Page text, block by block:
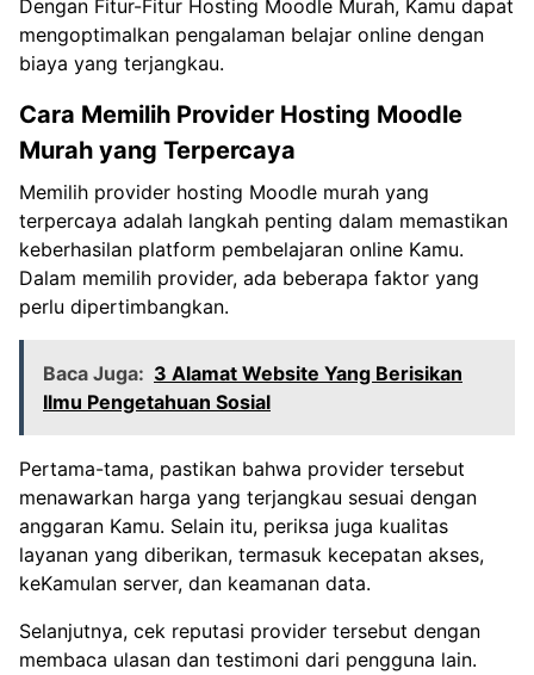
Dengan Fitur-Fitur Hosting Moodle Murah, Kamu dapat
mengoptimalkan pengalaman belajar online dengan
biaya yang terjangkau.
Cara Memilih Provider Hosting Moodle
Murah yang Terpercaya
Memilih provider hosting Moodle murah yang
terpercaya adalah langkah penting dalam memastikan
keberhasilan platform pembelajaran online Kamu.
Dalam memilih provider, ada beberapa faktor yang
perlu dipertimbangkan.
Baca Juga: 3 Alamat Website Yang Berisikan
Ilmu Pengetahuan Sosial
Pertama-tama, pastikan bahwa provider tersebut
menawarkan harga yang terjangkau sesuai dengan
anggaran Kamu. Selain itu, periksa juga kualitas
layanan yang diberikan, termasuk kecepatan akses,
keKamulan server, dan keamanan data.
Selanjutnya, cek reputasi provider tersebut dengan
membaca ulasan dan testimoni dari pengguna lain.